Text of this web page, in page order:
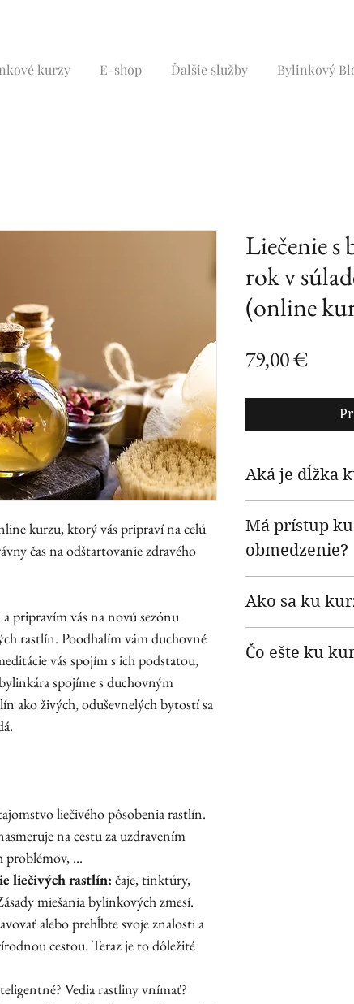
kurzy E-shop Ďalšie služby Bylinkový
kurzu, ktorý vás pripraví na celú
čas na odštartovanie zdravého
pripravím vás na novú sezónu
rastlín. Poodhalím vám duchovné
vás spojím s ich podstatou,
spojíme s duchovným
ako živých, oduševnelých bytostí sa
liečivého pôsobenia rastlín.
na cestu za uzdravením
problémov, ...
liečivých rastlín: čaje, tinktúry,
miešania bylinkových zmesí.
alebo prehĺbte svoje znalosti a
cestou. Teraz je to dôležité
Vedia rastliny vnímať?
Liečenie
rok v
(online
79,00 €Price
Aká je dĺžka
hovoreného slova.
Má prístup
obmedzenie?
Môžeš si ho aj
Ako sa ku
kurz spustíš cez
Čo ešte ku